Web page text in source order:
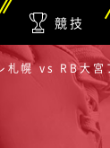
競技
札幌 vs RB大宮